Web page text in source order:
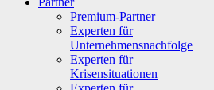
Premium-Partner
Experten für
Unternehmensnachfolge
Experten für
Krisensituationen